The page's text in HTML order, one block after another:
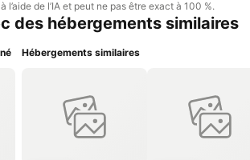
l’aide de l’IA et peut ne pas être exact à 100 %.
des hébergements similaires
Hébergements similaires